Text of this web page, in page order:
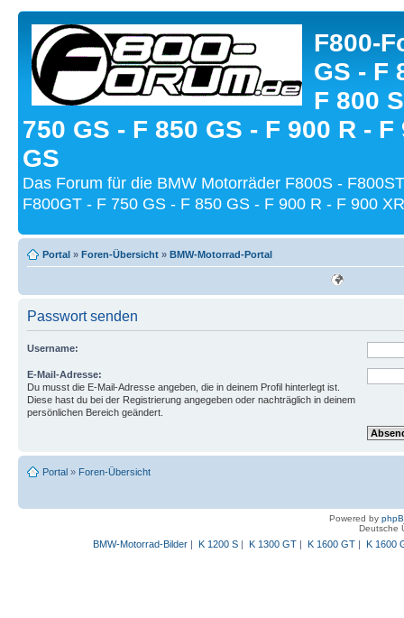
F800-
GS - F
F 800
750 GS - F 850 GS - F 900 R - F
GS
Das Forum für die BMW Motorräder F800S -
F800GT - F 750 GS - F 850 GS - F 900 R - F 900
Portal » Foren-Übersicht » BMW-Motorrad-Portal
Passwort senden
Username:
E-Mail-Adresse:
Du musst die E-Mail-Adresse angeben, die in deinem Profil hinterlegt ist.
Diese hast du bei der Registrierung angegeben oder nachträglich in deinem
persönlichen Bereich geändert.
Portal » Foren-Übersicht
Powered by
Deutsche
BMW-Motorrad-Bilder| K 1200 S| K 1300 GT| K 1600 GT| K 1600